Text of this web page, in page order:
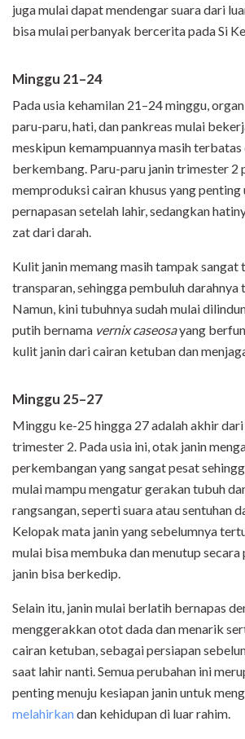
juga mulai dapat mendengar suara dari
bisa mulai perbanyak bercerita pada Si
Minggu 21–24
Pada usia kehamilan 21–24 minggu,
paru-paru, hati, dan pankreas mulai
meskipun kemampuannya masih terbatas
berkembang. Paru-paru janin trimester 2
memproduksi cairan khusus yang
pernapasan setelah lahir, sedangkan
zat dari darah.
Kulit janin memang masih tampak sangat
transparan, sehingga pembuluh darahnya
Namun, kini tubuhnya sudah mulai
putih bernama vernix caseosayang
kulit janin dari cairan ketuban dan
Minggu 25–27
Minggu ke-25 hingga 27 adalah akhir
trimester 2. Pada usia ini, otak janin
perkembangan yang sangat pesat
mulai mampu mengatur gerakan tubuh
rangsangan, seperti suara atau sentuhan
Kelopak mata janin yang sebelumnya
mulai bisa membuka dan menutup secara
janin bisa berkedip.
Selain itu, janin mulai berlatih bernapas
menggerakkan otot dada dan menarik
cairan ketuban, sebagai persiapan
saat lahir nanti. Semua perubahan ini
penting menuju kesiapan janin untuk
melahirkandan kehidupan di luar rahim.